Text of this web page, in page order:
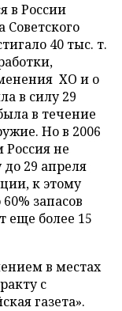
в России
Советского
40 тыс. т.
ХО и о
в силу 29
в течение
Но в 2006
Россия не
до 29 апреля
к этому
запасов
еще более 15
в местах
с
газета».